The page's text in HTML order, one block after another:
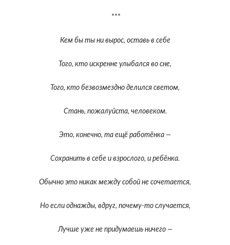
***
Кем бы ты ни вырос, оставь в себе
Того, кто искренне улыбался во сне,
Того, кто безвозмездно делился светом,
Стань, пожалуйста, человеком.
Это, конечно, та ещё работёнка —
Сохранить в себе и взрослого, и ребёнка.
Обычно это никак между собой не сочетается,
Но если однажды, вдруг, почему-то случается,
Лучше уже не придумаешь ничего —